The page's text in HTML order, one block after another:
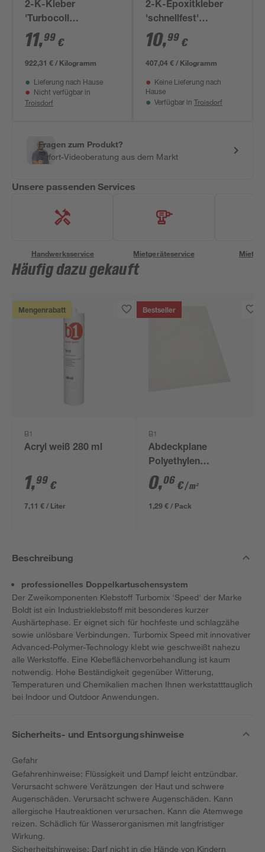
2-K-Kleber
'Turbocoll
Megabond 3 Min
TurboMIX' schwarz
12,5 g
11,99 €
922,31 € / Kilogramm
Lieferung nach Hause
Nicht verfügbar in
Troisdorf
2-K-Epoxitkleber
'schnellfest'
transparent 27 g
10,99 €
407,04 € / Kilogramm
Keine Lieferung nach
Hause
Verfügbar in Troisdorf
Fragen zum Produkt?
Sofort-Videoberatung aus dem Markt
Unsere passenden Services
Handwerksservice Mietgeräteservice
Häufig dazu gekauft
Mengenrabatt
B1
Acryl weiß 280 ml
1,99 €
7,11 € / Liter
Bestseller
B1
Abdeckplane
Polyethylen
transparent 4 x 5 m
0,06 €/ m²
1,29 € / Pack
Beschreibung
professionelles Doppelkartuschensystem
Der Zweikomponenten Klebstoff Turbomix 'Speed' der Marke
Boldt ist ein Industrieklebstoff mit besonderes kurzer
Aushärtephase. Er eignet sich für hochfeste und schlagzähe
sowie unlösbare Verbindungen. Turbomix Speed mit innovativer
Advanced-Polymer-Technology klebt wie geschweißt nahezu
alle Werkstoffe. Eine Klebeflächenvorbehandlung ist kaum
notwendig. Hohe Beständigkeit gegenüber Witterung,
Temperaturen und Chemikalien machen Ihnen werkstatttauglich
bei Indoor und Outdoor Anwendungen.
Sicherheits- und Entsorgungshinweise
Gefahr
Gefahrenhinweise: Flüssigkeit und Dampf leicht entzündbar.
Verursacht schwere Verätzungen der Haut und schwere
Augenschäden. Verursacht schwere Augenschäden. Kann
allergische Hautreaktionen verursachen. Kann die Atemwege
reizen. Schädlich für Wasserorganismen mit langfristiger
Wirkung.
Sicherheitshinweise: Darf nicht in die Hände von Kindern